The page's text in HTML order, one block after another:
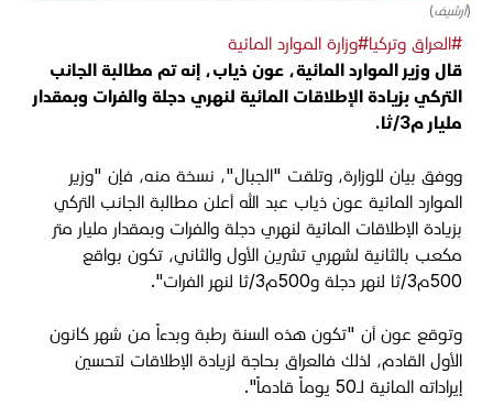
(أرشيف)
#العراق وتركيا#وزارة الموارد المائية
قال وزير الموارد المائية، عون ذياب، إنه تم مطالبة الجانب
التركي بزيادة الإطلاقات المائية لنهري دجلة والفرات وبمقدار
مليار م3/ثا.
ووفق بيان للوزارة، وتلقت "الجبال"، نسخة منه، فإن "وزير
الموارد المائية عون ذياب عبد الله أعلن مطالبة الجانب التركي
بزيادة الإطلاقات المائية لنهري دجلة والفرات وبمقدار مليار متر
مكعب بالثانية لشهري تشرين الأول والثاني، تكون بواقع
500م3/ثا لنهر دجلة و500م3/ثا لنهر الفرات".
وتوقع عون أن "تكون هذه السنة رطبة وبدءاً من شهر كانون
الأول القادم، لذلك فالعراق بحاجة لزيادة الإطلاقات لتحسين
إيراداته المائية لـ50 يوماً قادماً".